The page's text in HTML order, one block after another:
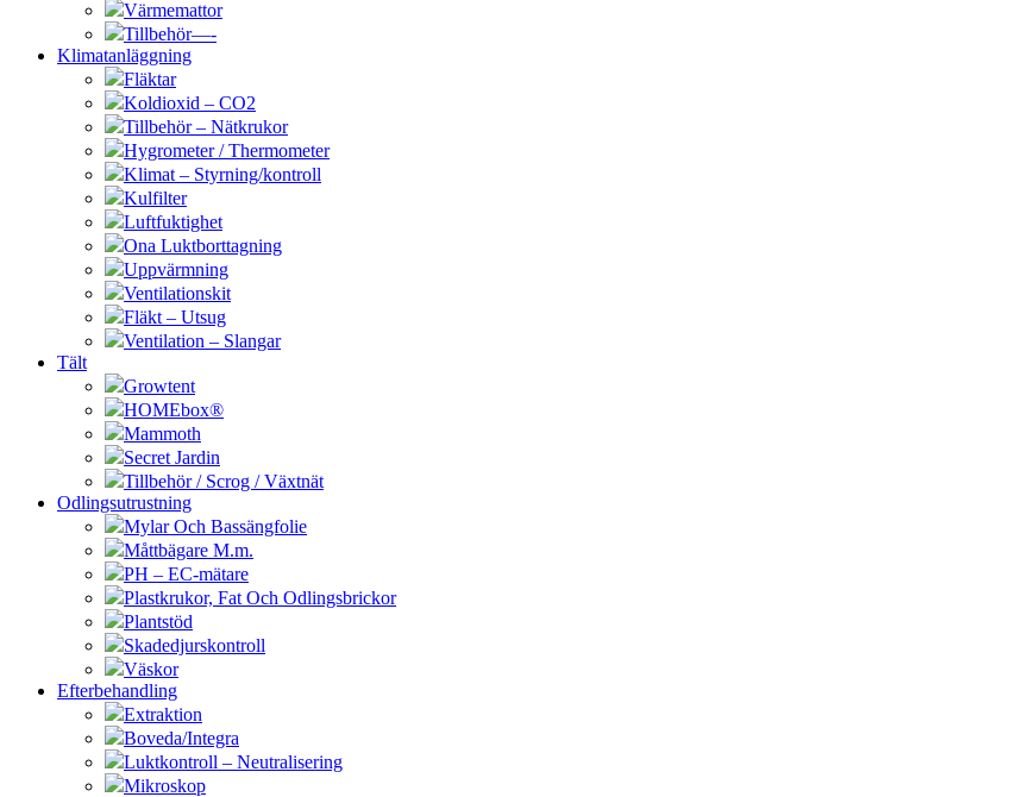
Värmemattor
Tillbehör—-
Klimatanläggning
Fläktar
Koldioxid – CO2
Tillbehör – Nätkrukor
Hygrometer / Thermometer
Klimat – Styrning/kontroll
Kulfilter
Luftfuktighet
Ona Luktborttagning
Uppvärmning
Ventilationskit
Fläkt – Utsug
Ventilation – Slangar
Tält
Growtent
HOMEbox®
Mammoth
Secret Jardin
Tillbehör / Scrog / Växtnät
Odlingsutrustning
Mylar Och Bassängfolie
Måttbägare M.m.
PH – EC-mätare
Plastkrukor, Fat Och Odlingsbrickor
Plantstöd
Skadedjurskontroll
Väskor
Efterbehandling
Extraktion
Boveda/Integra
Luktkontroll – Neutralisering
Mikroskop